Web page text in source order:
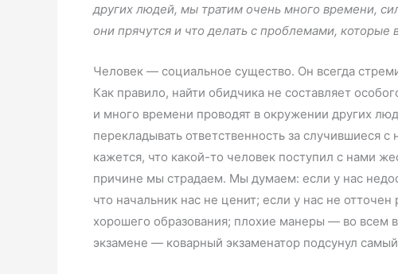
других людей, мы тратим очень много времени,
они прячутся и что делать с проблемами, которые
Человек — социальное существо. Он всегда
Как правило, найти обидчика не составляет
и много времени проводят в окружении других
перекладывать ответственность за случившиеся
кажется, что какой-то человек поступил с нами
причине мы страдаем. Мы думаем: если у нас
что начальник нас не ценит; если у нас не
хорошего образования; плохие манеры — во всем
экзамене — коварный экзаменатор подсунул